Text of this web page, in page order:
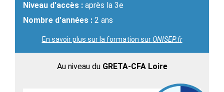
Niveau d'accès : après la 3e
Nombre d'années : 2 ans
En savoir plus sur la formation surONISEP.fr
Au niveau du GRETA-CFA Loire